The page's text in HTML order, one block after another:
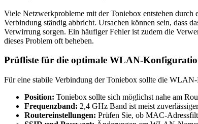
Viele Netzwerkprobleme mit der Toniebox entstehen
Verbindung ständig abbricht. Ursachen können sein, dass
Verwirrung sorgen. Ein häufiger Fehler ist zudem die
dieses Problem oft beheben.
Prüfliste für die optimale WLAN-
Für eine stabile Verbindung der Toniebox sollte die
Position: Toniebox sollte sich möglichst nahe am
Frequenzband: 2,4 GHz Band ist meist
Routereinstellungen: Prüfen Sie, ob MAC-